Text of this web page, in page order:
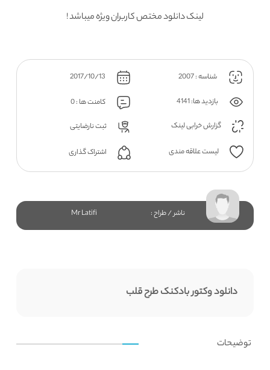
لینک دانلود مختص کاربران ویژه میباشد !
شناسه : 2007
بازدید ها: 4141
کامنت ها : 0
گزارش خرابی لینک
ثبت نارضایتی
لیست علاقه مندی اشتراک گذاری
ناشر / طراح : Mr Latifi
دانلود وکتور بادکنک طرح قلب
توضیحات